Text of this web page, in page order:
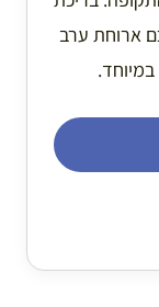
ארוחת ערב